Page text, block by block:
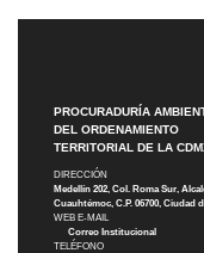
PROCURADURÍA
DEL ORDENAMIENTO
TERRITORIAL DE LA
DIRECCIÓN
Medellín 202, Col. Roma Sur,
Cuauhtémoc, C.P. 06700, Ciudad
WEB E-MAIL
Correo Institucional
TELÉFONO